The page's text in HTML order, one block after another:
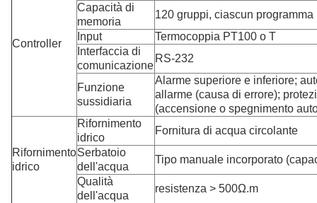
Controller
Capacità di
memoria
120 gruppi, ciascun
Input
Termocoppia PT100 o T
Interfaccia di
comunicazione
RS-232
Funzione
sussidiaria
Alarme superiore e inferiore;
allarme (causa di errore);
(accensione o spegnimento
Rifornimento
idrico
Rifornimento
idrico
Fornitura di acqua circolante
Serbatoio
dell'acqua
Tipo manuale incorporato
Qualità
dell'acqua
resistenza > 500Ω.m